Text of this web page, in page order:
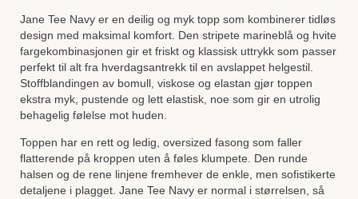
Jane Tee Navy er en deilig og myk topp som kombinerer tidløs
design med maksimal komfort. Den stripete marineblå og hvite
fargekombinasjonen gir et friskt og klassisk uttrykk som passer
perfekt til alt fra hverdagsantrekk til en avslappet helgestil.
Stoffblandingen av bomull, viskose og elastan gjør toppen
ekstra myk, pustende og lett elastisk, noe som gir en utrolig
behagelig følelse mot huden.
Toppen har en rett og ledig, oversized fasong som faller
flatterende på kroppen uten å føles klumpete. Den runde
halsen og de rene linjene fremhever de enkle, men sofistikerte
detaljene i plagget. Jane Tee Navy er normal i størrelsen, så